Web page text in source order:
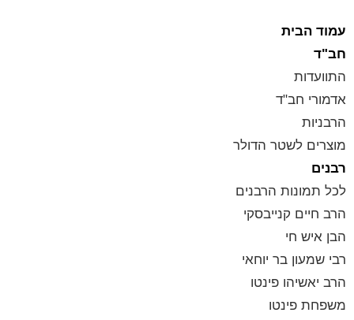
עמוד הבית
חב"ד
התוועדות
אדמורי חב"ד
הרבניות
מוצרים לשטר הדולר
רבנים
לכל תמונות הרבנים
הרב חיים קנייבסקי
הבן איש חי
רבי שמעון בר יוחאי
הרב יאשיהו פינטו
משפחת פינטו